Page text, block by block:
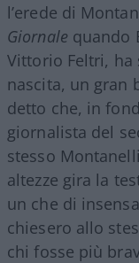
l’erede di
Giornale quando
Vittorio Feltri,
nascita, un gran
detto che, in
giornalista del
stesso
altezze gira la
un che di
chiesero allo
chi fosse più